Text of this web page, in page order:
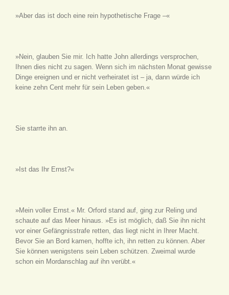
»Aber das ist doch eine rein hypothetische Frage –«
»Nein, glauben Sie mir. Ich hatte John allerdings versprochen,
Ihnen dies nicht zu sagen. Wenn sich im nächsten Monat gewisse
Dinge ereignen und er nicht verheiratet ist – ja, dann würde ich
keine zehn Cent mehr für sein Leben geben.«
Sie starrte ihn an.
»Ist das Ihr Ernst?«
»Mein voller Ernst.« Mr. Orford stand auf, ging zur Reling und
schaute auf das Meer hinaus. »Es ist möglich, daß Sie ihn nicht
vor einer Gefängnisstrafe retten, das liegt nicht in Ihrer Macht.
Bevor Sie an Bord kamen, hoffte ich, ihn retten zu können. Aber
Sie können wenigstens sein Leben schützen. Zweimal wurde
schon ein Mordanschlag auf ihn verübt.«